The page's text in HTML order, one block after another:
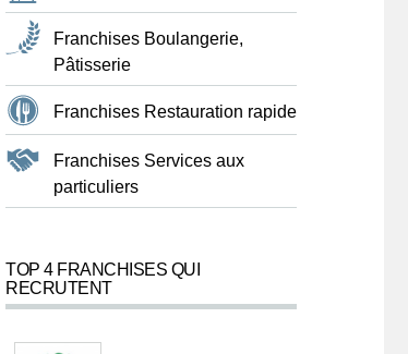
Franchises Boulangerie,
Pâtisserie
Franchises Restauration rapide
Franchises Services aux
particuliers
TOP 4 FRANCHISES QUI
RECRUTENT